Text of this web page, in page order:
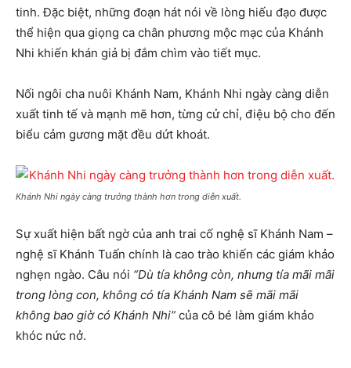
tinh. Đặc biệt, những đoạn hát nói về lòng hiếu đạo được
thể hiện qua giọng ca chân phương mộc mạc của Khánh
Nhi khiến khán giả bị đắm chìm vào tiết mục.
Nối ngôi cha nuôi Khánh Nam, Khánh Nhi ngày càng diễn
xuất tinh tế và mạnh mẽ hơn, từng cử chỉ, điệu bộ cho đến
biểu cảm gương mặt đều dứt khoát.
Khánh Nhi ngày càng trưởng thành hơn trong diễn xuất.
Sự xuất hiện bất ngờ của anh trai cố nghệ sĩ Khánh Nam –
nghệ sĩ Khánh Tuấn chính là cao trào khiến các giám khảo
nghẹn ngào. Câu nói “Dù tía không còn, nhưng tía mãi mãi
trong lòng con, không có tía Khánh Nam sẽ mãi mãi
không bao giờ có Khánh Nhi” của cô bé làm giám khảo
khóc nức nở.